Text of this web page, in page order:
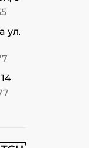
ул.